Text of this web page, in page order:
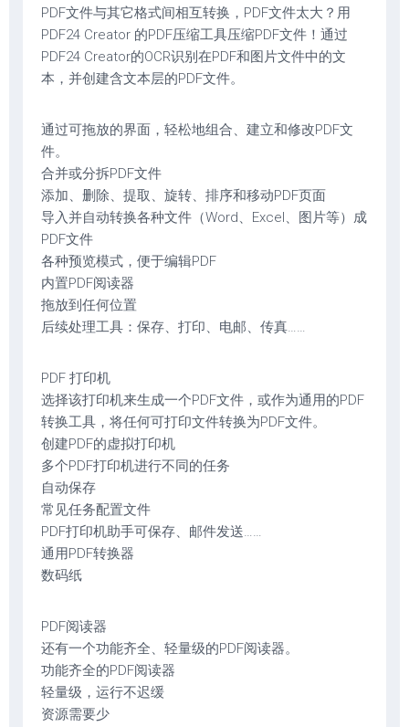
PDF文件与其它格式间相互转换，PDF文件太大？用
PDF24 Creator 的PDF压缩工具压缩PDF文件！通过
PDF24 Creator的OCR识别在PDF和图片文件中的文
本，并创建含文本层的PDF文件。
通过可拖放的界面，轻松地组合、建立和修改PDF文
件。
合并或分拆PDF文件
添加、删除、提取、旋转、排序和移动PDF页面
导入并自动转换各种文件（Word、Excel、图片等）成
PDF文件
各种预览模式，便于编辑PDF
内置PDF阅读器
拖放到任何位置
后续处理工具：保存、打印、电邮、传真……
PDF 打印机
选择该打印机来生成一个PDF文件，或作为通用的PDF
转换工具，将任何可打印文件转换为PDF文件。
创建PDF的虚拟打印机
多个PDF打印机进行不同的任务
自动保存
常见任务配置文件
PDF打印机助手可保存、邮件发送……
通用PDF转换器
数码纸
PDF阅读器
还有一个功能齐全、轻量级的PDF阅读器。
功能齐全的PDF阅读器
轻量级，运行不迟缓
资源需要少